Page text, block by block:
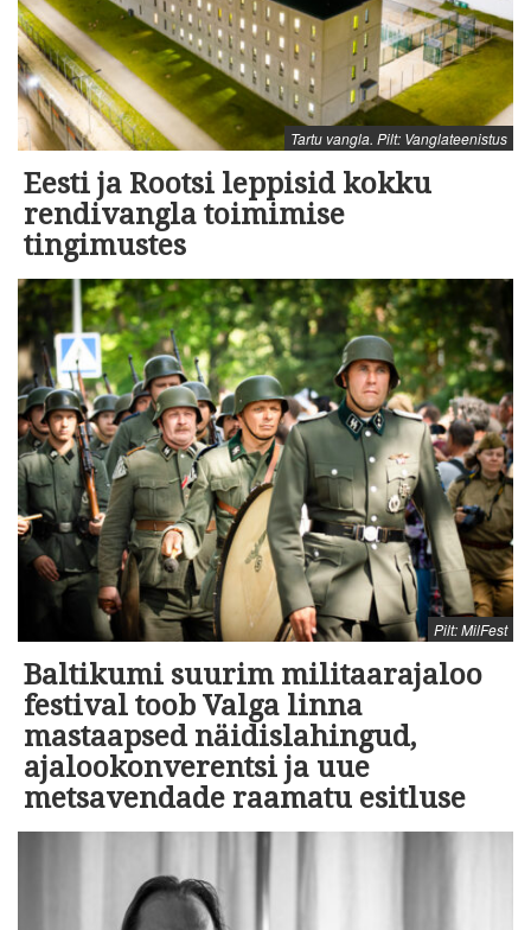
Tartu vangla. Pilt: Vanglateenistus
Eesti ja Rootsi leppisid kokku
rendivangla toimimise
tingimustes
Pilt: MilFest
Baltikumi suurim militaarajaloo
festival toob Valga linna
mastaapsed näidislahingud,
ajalookonverentsi ja uue
metsavendade raamatu esitluse